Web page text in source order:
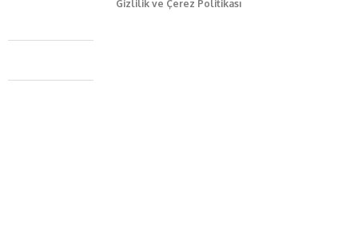
Gizlilik ve Çerez Politikası
Caferağa Mah. Dr. Şakir Paşa Sok. No3/A Kadıköy İstanbul
+90 543 345 46 00